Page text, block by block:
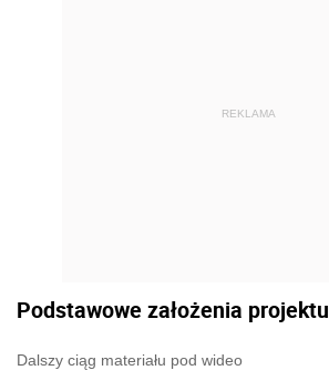
REKLAMA
Podstawowe założenia projektu
Dalszy ciąg materiału pod wideo